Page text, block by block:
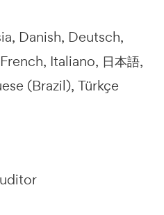
Danish Deutsch
French Italiano 日本語
(Brazil) Türkçe